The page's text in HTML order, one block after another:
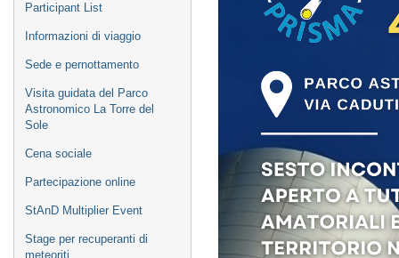
Participant List
Informazioni di viaggio
Sede e pernottamento
Visita guidata del Parco
Astronomico La Torre del
Sole
Cena sociale
Partecipazione online
StAnD Multiplier Event
Stage per recuperanti di
meteoriti